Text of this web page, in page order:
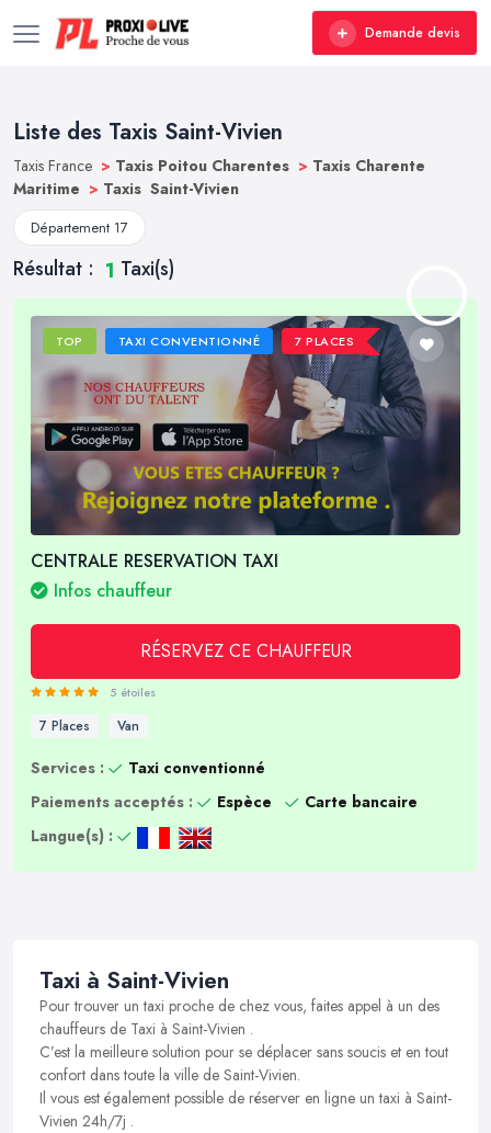
Demande devis
Liste des Taxis Saint-Vivien
Taxis France > Taxis Poitou Charentes > Taxis Charente
Maritime > Taxis Saint-Vivien
Département 17
Résultat : 1 Taxi(s)
TOP TAXI CONVENTIONNÉ 7 PLACES
CENTRALE RESERVATION TAXI
Infos chauffeur
RÉSERVEZ CE CHAUFFEUR
5 étoiles
7 Places Van
Services :
Taxi conventionné
Paiements acceptés :
Espèce
Carte bancaire
Langue(s) :
Taxi à Saint-Vivien
Pour trouver un taxi proche de chez vous, faites appel à un des
chauffeurs de Taxi à Saint-Vivien .
C’est la meilleure solution pour se déplacer sans soucis et en tout
confort dans toute la ville de Saint-Vivien.
Il vous est également possible de réserver en ligne un taxi à Saint-
Vivien 24h/7j .